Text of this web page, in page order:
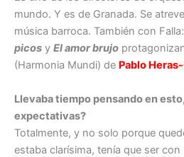
mundo. Y es de Granada. Se
música barroca. También con Falla:
picos y El amor brujo
(Harmonia Mundi) de Pablo
Llevaba tiempo pensando en
expectativas?
Totalmente, y no solo porque
estaba clarísima, tenía que ser con